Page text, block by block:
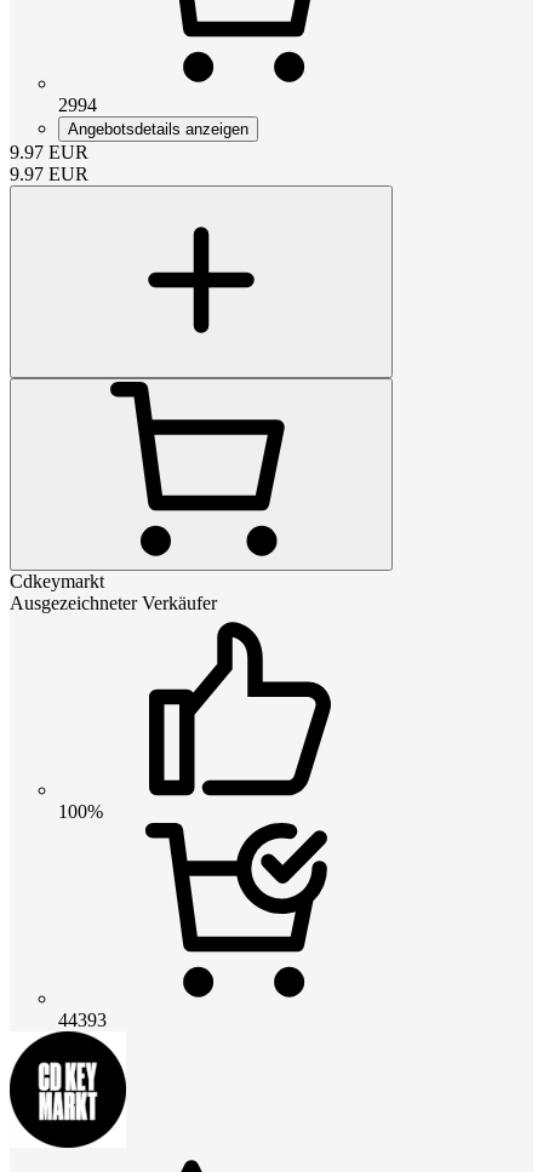
2994
Angebotsdetails anzeigen
9.97 EUR
9.97 EUR
Cdkeymarkt
Ausgezeichneter Verkäufer
100%
44393